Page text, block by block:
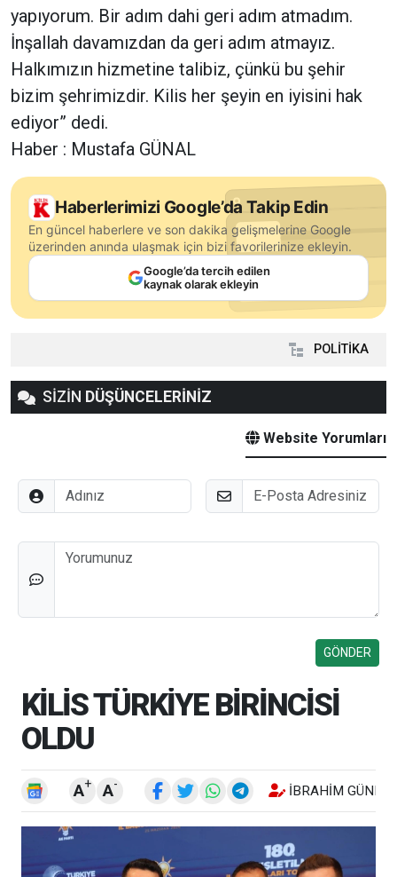
yapıyorum. Bir adım dahi geri adım atmadım.
İnşallah davamızdan da geri adım atmayız.
Halkımızın hizmetine talibiz, çünkü bu şehir
bizim şehrimizdir. Kilis her şeyin en iyisini hak
ediyor” dedi.
Haber : Mustafa GÜNAL
Haberlerimizi Google’da Takip Edin
En güncel haberlere ve son dakika gelişmelerine Google
üzerinden anında ulaşmak için bizi favorilerinize ekleyin.
Google’da tercih edilen
kaynak olarak ekleyin
POLİTİKA
SİZİN DÜŞÜNCELERİNİZ
Website Yorumları
Adınız E-Posta
Düşünceleriniz
KİLİS TÜRKİYE BİRİNCİSİ
OLDU
A+ A- İBRAHIM GÜNEŞ